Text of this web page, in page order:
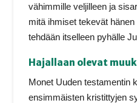
vähimmille veljilleen ja
mitä ihmiset tekevät
tehdään itselleen pyhälle
Hajallaan olevat
Monet Uuden testamentin
ensimmäisten kristittyjen